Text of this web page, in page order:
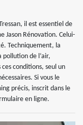
il est essentiel de
Jason Rénovation. Celui-
Techniquement, la
pollution de l’air,
conditions, seul un
Si vous le
précis, inscrit dans le
en ligne.